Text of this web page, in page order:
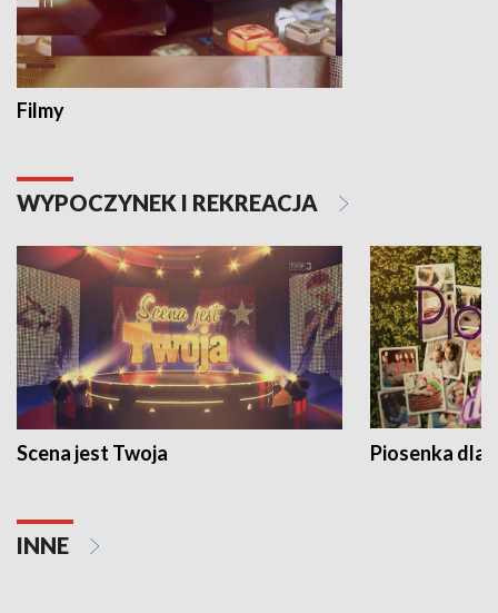
Filmy
WYPOCZYNEK I REKREACJA
Scena jest Twoja Piosenka dla
INNE